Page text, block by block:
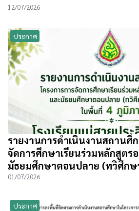
12/07/2026
ประกาศ
รายงานการดำเนินงานสถานศึ
จัดการศึกษาเรียนร่วมหลักสูตร
มัธยมศึกษาตอนปลาย (ทวิศึกษ
01/07/2026
ประกาศ